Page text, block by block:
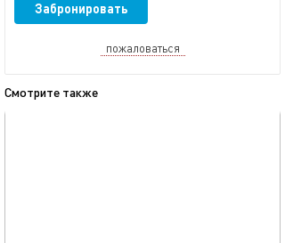
Забронировать
пожаловаться
Смотрите также